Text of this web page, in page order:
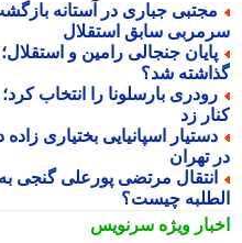
جباری در آستانه بازگشت
سابق استقلال
جنجالی رامین و استقلال؛
شد؟
بارسلونا را انتخاب کرد؛
زد
اسپانیایی بختیاری زاده
تهران
مرتضی پورعلی گنجی به
چیست؟
ویژهسرنویس